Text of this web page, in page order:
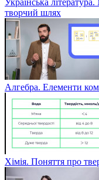
творчий шлях
Алгебра. Елементи
Хімія. Поняття про